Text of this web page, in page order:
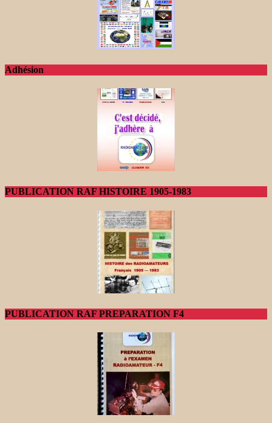
Adhésion
PUBLICATION RAF HISTOIRE 1905-1983
PUBLICATION RAF PREPARATION F4